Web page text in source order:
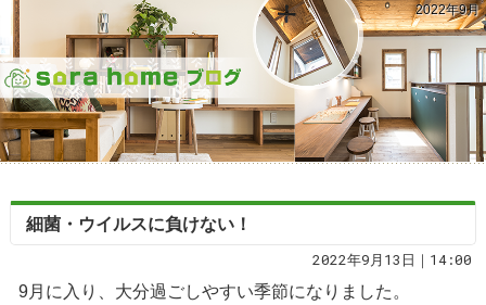
2022年9月
細菌・ウイルスに負けない！
2022年9月13日｜14:00
9月に入り、大分過ごしやすい季節になりました。